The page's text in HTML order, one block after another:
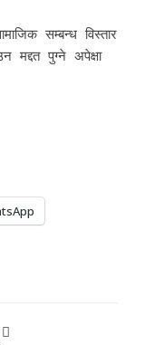
सम्बन्ध विस्तार
मद्दत पुग्ने अपेक्षा